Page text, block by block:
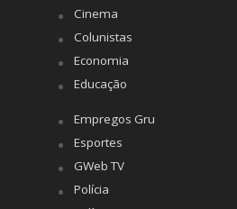
Cinema
Colunistas
Economia
Educação
Empregos Gru
Esportes
GWeb TV
Polícia